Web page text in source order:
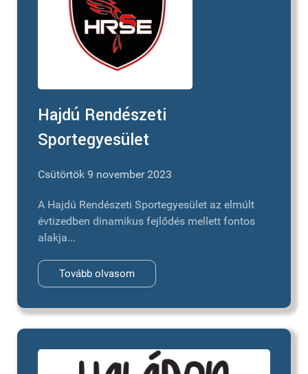
Hajdú Rendészeti
Sportegyesület
Csütörtök 9 november 2023
A Hajdú Rendészeti Sportegyesület az elmúlt
évtizedben dinamikus fejlődés mellett fontos
alakja...
Tovább olvasom